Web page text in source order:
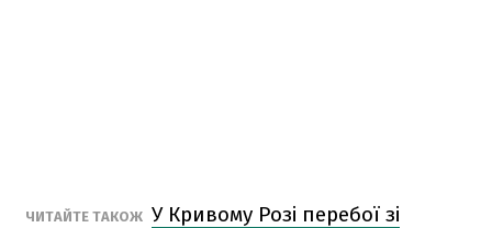
ЧИТАЙТЕ ТАКОЖ У Кривому Розі перебої зі